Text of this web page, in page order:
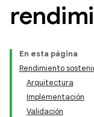
En esta página
Rendimiento
Arquitectura
Implementación
Validación